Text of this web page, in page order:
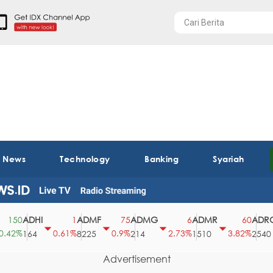
Technology Banking Syariah
ADHI
164
0.61%
ADMF
8225
0.9%
ADMG
214
2.73%
ADMR
1510
3.82%
ADRO
2540
Advertisement